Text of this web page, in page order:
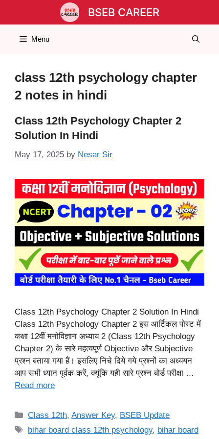
BSEB CAREER
Menu
class 12th psychology chapter
2 notes in hindi
Class 12th Psychology Chapter 2
Solution In Hindi
May 17, 2025 by Nesar Sir
Class 12th Psychology Chapter 2 Solution In Hindi
Class 12th Psychology Chapter 2 इस आर्टिकल पोस्ट में
कक्षा 12वीं मनोविज्ञान अध्याय 2 (Class 12th Psychology
Chapter 2) के सारे महत्वपूर्ण Objective और Subjective
प्रश्न बताया गया हैं। इसलिए निचे दिये गये प्रश्नों का अध्ययन
आप सभी ध्यान पूर्वक करें, क्यूंकि यही सारे प्रश्न बोर्ड परीक्षा …
Read more
Categories
Class 12th,Answer Key, BSEB Update
Tags
bihar board class 12th psychology, bihar board